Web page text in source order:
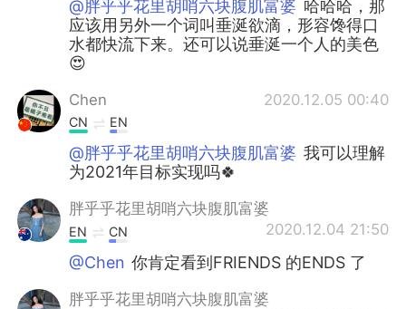
@胖乎乎花里胡哨六块腹肌富婆 哈哈哈，那
应该用另外一个词叫垂涎欲滴，形容馋得口
水都快流下来。还可以说垂涎一个人的美色
😍
Chen 2020.12.05 00:40
CN EN
@胖乎乎花里胡哨六块腹肌富婆 我可以理解
为2021年目标实现吗🍀
胖乎乎花里胡哨六块腹肌富婆
2020.12.04 21:50
EN CN
@Chen 你肯定看到FRIENDS 的ENDS 了
胖乎乎花里胡哨六块腹肌富婆